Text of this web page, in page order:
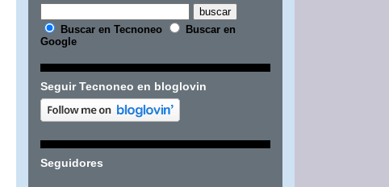
Buscar en Tecnoneo
Buscar en
Google
Seguir Tecnoneo en bloglovin
Seguidores